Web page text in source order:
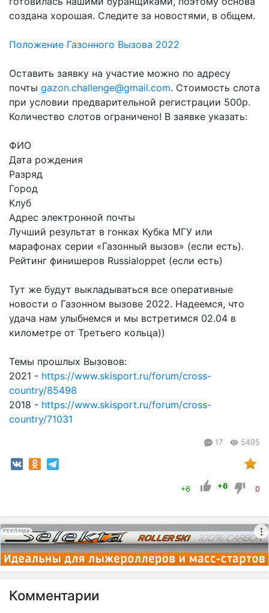
создана хорошая. Следите за новостями, в общем.
Положение Газонного Вызова 2022
Оставить заявку на участие можно по адресу
почты gazon.challenge@gmail.com. Стоимость слота
при условии предварительной регистрации 500р.
Количество слотов ограничено! В заявке указать:
ФИО
Дата рождения
Разряд
Город
Клуб
Адрес электронной почты
Лучший результат в гонках Кубка МГУ или
марафонах серии «Газонный вызов» (если есть).
Рейтинг финишеров Russialoppet (если есть)
Тут же будут выкладываться все оперативные
новости о Газонном вызове 2022. Надеемся, что
удача нам улыбнемся и мы встретимся 02.04 в
километре от Третьего кольца))
Темы прошлых Вызовов:
2021 - https://www.skisport.ru/forum/cross-
country/85498
2018 - https://www.skisport.ru/forum/cross-
country/71031
17 5495
+6 +6 0
РЕКЛАМА
Комментарии